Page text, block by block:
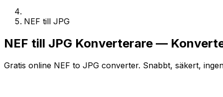
NEF till JPG
NEF till JPG Konverterare —
Gratis online NEF to JPG converter. Snabbt, säkert,